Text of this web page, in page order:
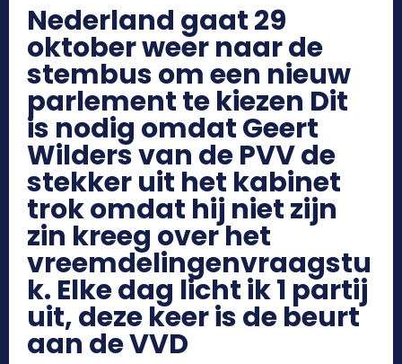
Nederland gaat 29
oktober weer naar de
stembus om een nieuw
parlement te kiezen Dit
is nodig omdat Geert
Wilders van de PVV de
stekker uit het kabinet
trok omdat hij niet zijn
zin kreeg over het
vreemdelingenvraagstu
k. Elke dag licht ik 1 partij
uit, deze keer is de beurt
aan de VVD